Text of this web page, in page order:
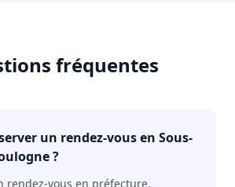
fréquentes
un rendez-vous en Sous-
?
rendez-vous en préfecture,